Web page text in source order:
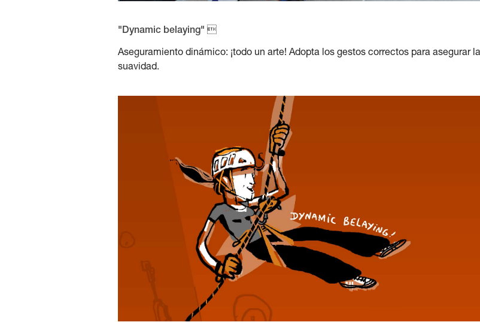
"Dynamic belaying" 
Aseguramiento dinámico: ¡todo un arte! Adopta los gestos correctos para asegurar
suavidad.